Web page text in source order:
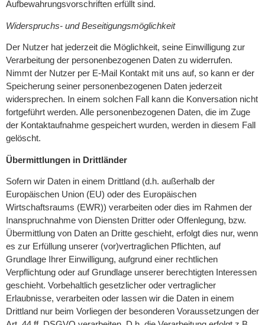
Aufbewahrungsvorschriften erfüllt sind.
Widerspruchs- und Beseitigungsmöglichkeit
Der Nutzer hat jederzeit die Möglichkeit, seine Einwilligung zur
Verarbeitung der personenbezogenen Daten zu widerrufen.
Nimmt der Nutzer per E-Mail Kontakt mit uns auf, so kann er der
Speicherung seiner personenbezogenen Daten jederzeit
widersprechen. In einem solchen Fall kann die Konversation nicht
fortgeführt werden. Alle personenbezogenen Daten, die im Zuge
der Kontaktaufnahme gespeichert wurden, werden in diesem Fall
gelöscht.
Übermittlungen in Drittländer
Sofern wir Daten in einem Drittland (d.h. außerhalb der
Europäischen Union (EU) oder des Europäischen
Wirtschaftsraums (EWR)) verarbeiten oder dies im Rahmen der
Inanspruchnahme von Diensten Dritter oder Offenlegung, bzw.
Übermittlung von Daten an Dritte geschieht, erfolgt dies nur, wenn
es zur Erfüllung unserer (vor)vertraglichen Pflichten, auf
Grundlage Ihrer Einwilligung, aufgrund einer rechtlichen
Verpflichtung oder auf Grundlage unserer berechtigten Interessen
geschieht. Vorbehaltlich gesetzlicher oder vertraglicher
Erlaubnisse, verarbeiten oder lassen wir die Daten in einem
Drittland nur beim Vorliegen der besonderen Voraussetzungen der